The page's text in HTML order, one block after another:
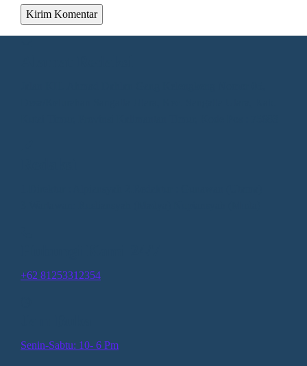
+62 81253312354
Senin-Sabtu: 10- 6 Pm